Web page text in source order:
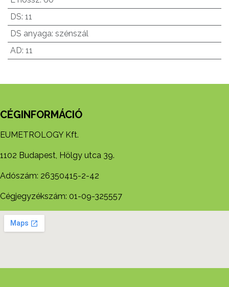
DS: 11
DS anyaga: szénszál
AD: 11
CÉGINFORMÁCIÓ
EUMETROLOGY Kft.
1102 Budapest, Hölgy utca 39.
Adószám: 26350415-2-42
Cégjegyzékszám: 01-09-325557